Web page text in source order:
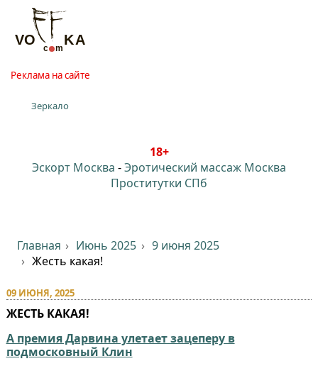
Реклама на сайте
Зеркало
18+
Эскорт Москва -Эротический массаж Москва
Проститутки СПб
Главная Июнь 2025
9 июня 2025
Жесть какая!
09 ИЮНЯ, 2025
ЖЕСТЬ КАКАЯ!
А премия Дарвина улетает зацеперу в
подмосковный Клин